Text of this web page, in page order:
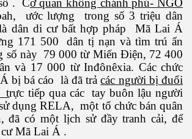
. Cơ quan không chánh phủ- NGO
ước lượng trong số 3 triệu dân
dân di cư bất hợp pháp Mã Lai Á
171 500 dân tị nạn và tìm trú ẩn
số này 79 000 từ Miến Điện, 72 400
và 17 000 từ Inđônêxia. Các chức
bị bá cáo là đã trảcác người bị đuổi
trực tiếp qua các tay buôn lậu người
dụng RELA, một tổ chức bán quân
đã có một lịch sử đầy tranh cải, để
Mã Lai Á .